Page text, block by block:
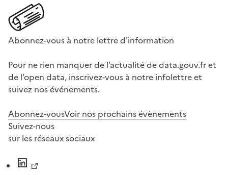
Abonnez-vous à notre lettre d'information
Pour ne rien manquer de l’actualité de data.gouv.fr et
de l’open data, inscrivez-vous à notre infolettre et
suivez nos événements.
Abonnez-vousVoir nos prochains évènements
Suivez-nous
sur les réseaux sociaux